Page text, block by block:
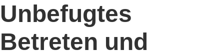
Unbefugtes
Betreten und